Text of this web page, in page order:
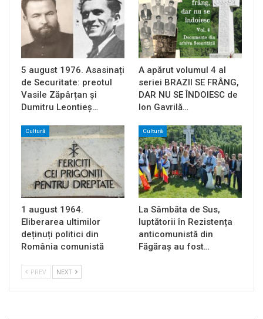
5 august 1976. Asasinați
de Securitate: preotul
Vasile Zăpârțan și
Dumitru Leontieș…
A apărut volumul 4 al
seriei BRAZII SE FRÂNG,
DAR NU SE ÎNDOIESC de
Ion Gavrilă…
Cultură
1 august 1964.
Eliberarea ultimilor
deținuți politici din
România comunistă
Cultură
La Sâmbăta de Sus,
luptătorii în Rezistența
anticomunistă din
Făgăraș au fost…
PREV NEXT